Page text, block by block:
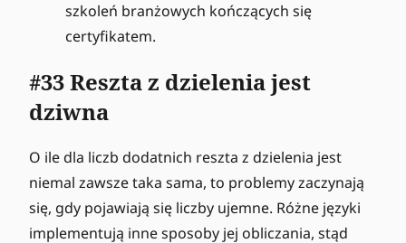
szkoleń branżowych kończących się
certyfikatem.
#33 Reszta z dzielenia jest
dziwna
O ile dla liczb dodatnich reszta z dzielenia jest
niemal zawsze taka sama, to problemy zaczynają
się, gdy pojawiają się liczby ujemne. Różne języki
implementują inne sposoby jej obliczania, stąd